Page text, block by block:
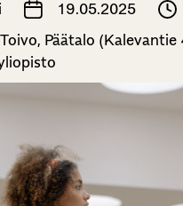
19.05.2025
Päätalo (Kalevantie